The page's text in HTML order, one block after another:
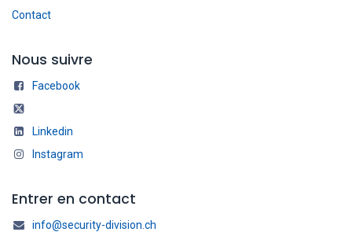
Contact
Nous suivre
Facebook
Linkedin
Instagram
Entrer en contact
info@security-division.ch